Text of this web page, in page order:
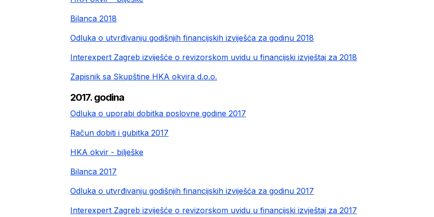
Bilanca 2018
Odluka o utvrđivanju godišnjih financijskih izviješća za godinu 2018
Interexpert Zagreb izviješće o revizorskom uvidu u financijski izvještaj za 2018
Zapisnik sa Skupštine HKA okvira d.o.o.
2017. godina
Odluka o uporabi dobitka poslovne godine 2017
Račun dobiti i gubitka 2017
HKA okvir - bilješke
Bilanca 2017
Odluka o utvrđivanju godišnjih financijskih izviješća za godinu 2017
Interexpert Zagreb izviješće o revizorskom uvidu u financijski izvještaj za 2017